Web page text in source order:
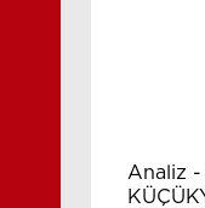
Analiz -